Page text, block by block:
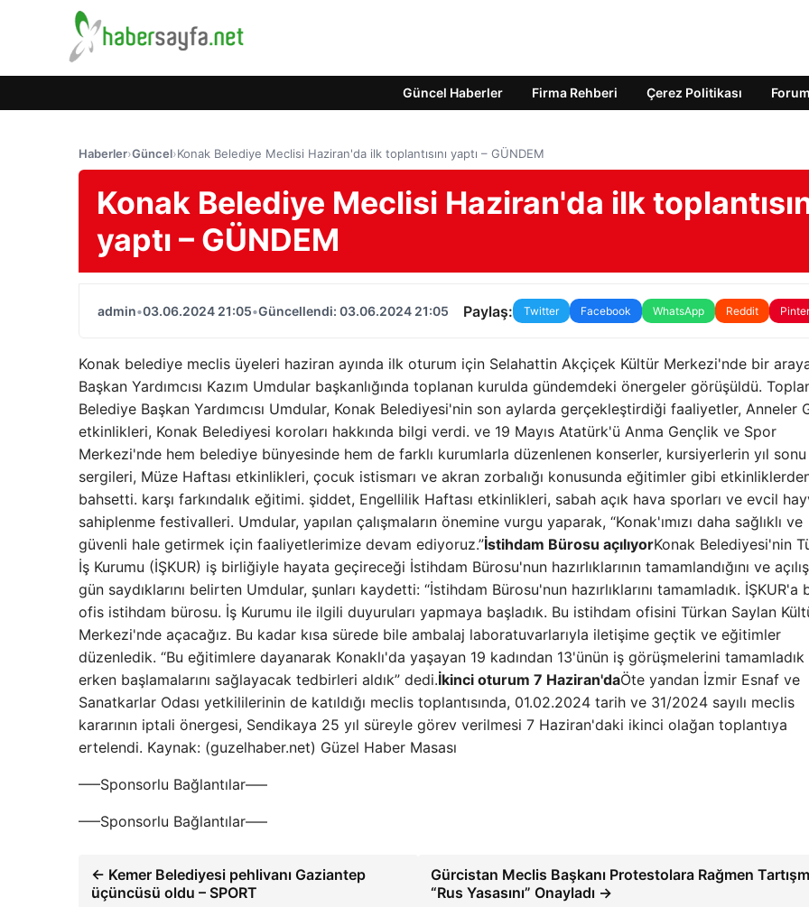
Güncel Haberler Firma Rehberi Çerez Politikası Forum
Haberler›Güncel›Konak Belediye Meclisi Haziran'da ilk toplantısını yaptı – GÜNDEM
Konak Belediye Meclisi Haziran'da ilk
yaptı – GÜNDEM
admin•03.06.2024 21:05•Güncellendi: 03.06.2024 21:05 Paylaş: Twitter Facebook WhatsApp Reddit
Konak belediye meclis üyeleri haziran ayında ilk oturum için Selahattin Akçiçek Kültür Merkezi'nde bir
Başkan Yardımcısı Kazım Umdular başkanlığında toplanan kurulda gündemdeki önergeler görüşüldü.
Belediye Başkan Yardımcısı Umdular, Konak Belediyesi'nin son aylarda gerçekleştirdiği faaliyetler, Anneler
etkinlikleri, Konak Belediyesi koroları hakkında bilgi verdi. ve 19 Mayıs Atatürk'ü Anma Gençlik ve Spor
Merkezi'nde hem belediye bünyesinde hem de farklı kurumlarla düzenlenen konserler, kursiyerlerin yıl sonu
sergileri, Müze Haftası etkinlikleri, çocuk istismarı ve akran zorbalığı konusunda eğitimler gibi
bahsetti. karşı farkındalık eğitimi. şiddet, Engellilik Haftası etkinlikleri, sabah açık hava sporları ve evcil
sahiplenme festivalleri. Umdular, yapılan çalışmaların önemine vurgu yaparak, “Konak'ımızı daha sağlıklı ve
güvenli hale getirmek için faaliyetlerimize devam ediyoruz.”İstihdam Bürosu açılıyorKonak Belediyesi'nin
İş Kurumu (İŞKUR) iş birliğiyle hayata geçireceği İstihdam Bürosu'nun hazırlıklarının tamamlandığını ve
gün saydıklarını belirten Umdular, şunları kaydetti: “İstihdam Bürosu'nun hazırlıklarını tamamladık. İŞKUR'a
ofis istihdam bürosu. İş Kurumu ile ilgili duyuruları yapmaya başladık. Bu istihdam ofisini Türkan Saylan
Merkezi'nde açacağız. Bu kadar kısa sürede bile ambalaj laboratuvarlarıyla iletişime geçtik ve eğitimler
düzenledik. “Bu eğitimlere dayanarak Konaklı'da yaşayan 19 kadından 13'ünün iş görüşmelerini
erken başlamalarını sağlayacak tedbirleri aldık” dedi.İkinci oturum 7 Haziran'daÖte yandan İzmir Esnaf ve
Sanatkarlar Odası yetkililerinin de katıldığı meclis toplantısında, 01.02.2024 tarih ve 31/2024 sayılı meclis
kararının iptali önergesi, Sendikaya 25 yıl süreyle görev verilmesi 7 Haziran'daki ikinci olağan toplantıya
ertelendi. Kaynak: (guzelhaber.net) Güzel Haber Masası
—–Sponsorlu Bağlantılar—–
—–Sponsorlu Bağlantılar—–
← Kemer Belediyesi pehlivanı Gaziantep
üçüncüsü oldu – SPORT
Gürcistan Meclis Başkanı Protestolara Rağmen
“Rus Yasasını” Onayladı →